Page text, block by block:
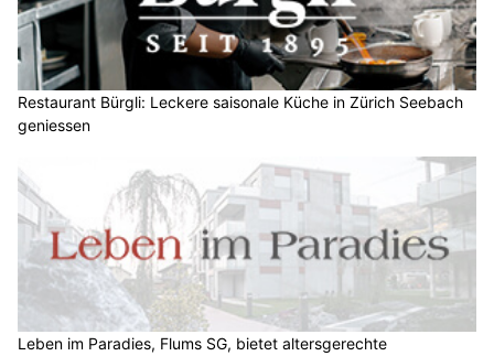
Restaurant Bürgli: Leckere saisonale Küche in Zürich Seebach
geniessen
Leben im Paradies, Flums SG, bietet altersgerechte